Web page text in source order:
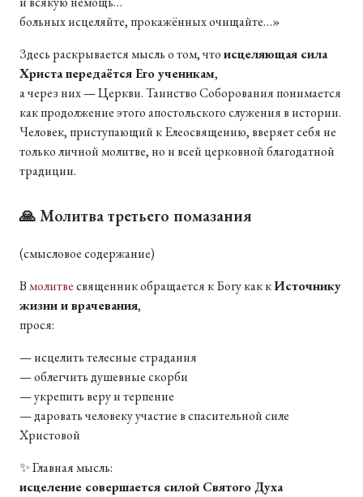
больных исцеляйте, прокажённых очищайте…»
Здесь раскрывается мысль о том, чтоисцеляющая сила
Христа передаётся Его ученикам,
а через них — Церкви. Таинство Соборования понимается
как продолжение этого апостольского служения в истории.
Человек, приступающий к Елеосвящению, вверяет себя не
только личной молитве, но и всей церковной благодатной
традиции.
🙏 Молитва третьего помазания
(смысловое содержание)
Вмолитвесвященник обращается к Богу как кИсточнику
жизни и врачевания,
прося:
— исцелить телесные страдания
— облегчить душевные скорби
— укрепить веру и терпение
— даровать человеку участие в спасительной силе
Христовой
✨ Главная мысль:
исцеление совершается силой Святого Духа